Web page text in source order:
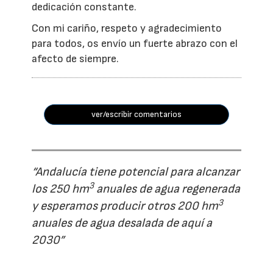
dedicación constante.
Con mi cariño, respeto y agradecimiento
para todos, os envío un fuerte abrazo con el
afecto de siempre.
ver/escribir comentarios
“Andalucía tiene potencial para alcanzar
los 250 hm3anuales de agua regenerada
y esperamos producir otros 200 hm3
anuales de agua desalada de aquí a
2030”